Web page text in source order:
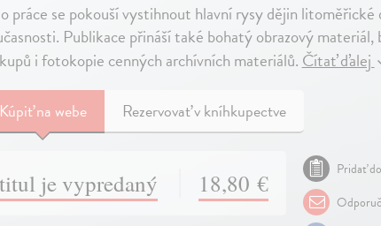
práce se pokouší vystihnout hlavní rysy dějin litoměřické
Publikace přináší také bohatý obrazový
i fotokopie cenných archívních materiálů.Čítať ďalej
Kúpiťna webe Rezervovať v kníhkupectve
titul je vypredaný 18,80 €
Pridať